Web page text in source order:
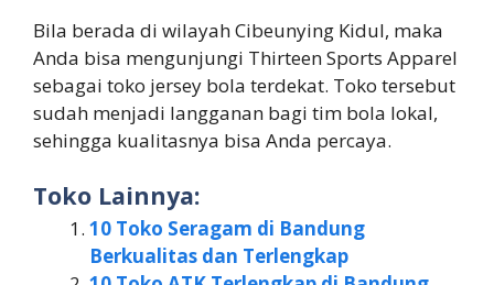
Bila berada di wilayah Cibeunying Kidul, maka
Anda bisa mengunjungi Thirteen Sports Apparel
sebagai toko jersey bola terdekat. Toko tersebut
sudah menjadi langganan bagi tim bola lokal,
sehingga kualitasnya bisa Anda percaya.
Toko Lainnya:
10 Toko Seragam di Bandung
Berkualitas dan Terlengkap